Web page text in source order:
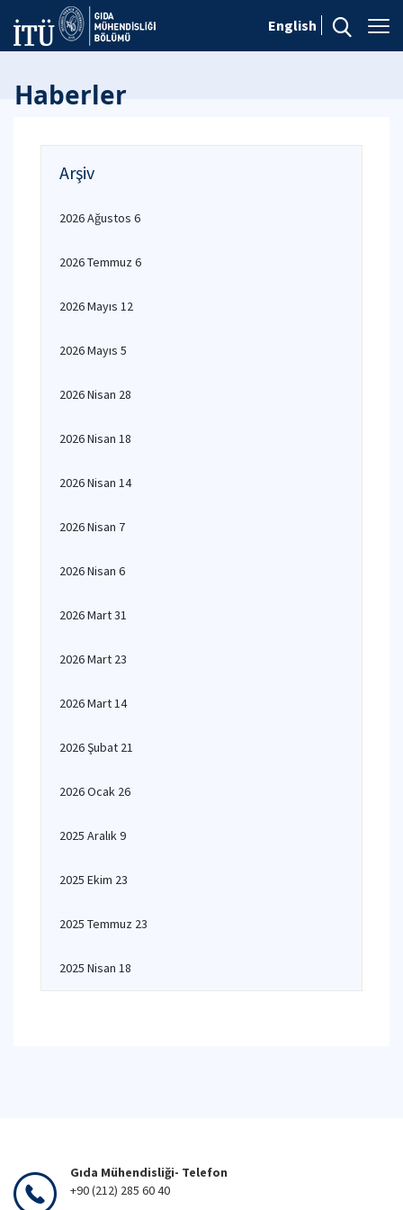
English
Haberler
Arşiv
2026 Ağustos 6
2026 Temmuz 6
2026 Mayıs 12
2026 Mayıs 5
2026 Nisan 28
2026 Nisan 18
2026 Nisan 14
2026 Nisan 7
2026 Nisan 6
2026 Mart 31
2026 Mart 23
2026 Mart 14
2026 Şubat 21
2026 Ocak 26
2025 Aralık 9
2025 Ekim 23
2025 Temmuz 23
2025 Nisan 18
Gıda Mühendisliği- Telefon
+90 (212) 285 60 40